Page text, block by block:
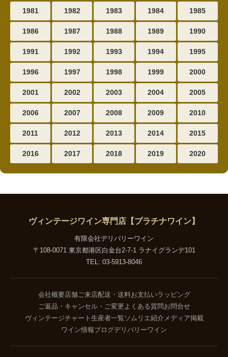
1981 1982 1983 1984 1985
1986 1987 1988 1989 1990
1991 1992 1993 1994 1995
1996 1997 1998 1999 2000
2001 2002 2003 2004 2005
2006 2007 2008 2009 2010
2011 2012 2013 2014 2015
2016 2017 2018 2019 2020
ヴィンテージワイン専門店【プラチナワイン】
有限会社デリバリーワイン
〒108-0071 東京都港区白金台2-7-1 ラナイグランデ101
TEL: 03-5913-8046
会社概要店舗ご来店配送・送料お支払いラッピング
ご返品・キャンセル・ご変更よくある質問 お問合せ
ヴィンテージチャート 生産者一覧 ソムリエ紹介 メディア掲載
ワイン情報ブログデリバリーワイン